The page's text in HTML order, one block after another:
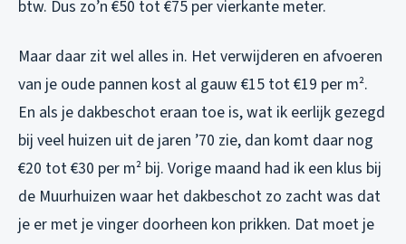
btw. Dus zo’n €50 tot €75 per vierkante meter.
Maar daar zit wel alles in. Het verwijderen en afvoeren
van je oude pannen kost al gauw €15 tot €19 per m².
En als je dakbeschot eraan toe is, wat ik eerlijk gezegd
bij veel huizen uit de jaren ’70 zie, dan komt daar nog
€20 tot €30 per m² bij. Vorige maand had ik een klus bij
de Muurhuizen waar het dakbeschot zo zacht was dat
je er met je vinger doorheen kon prikken. Dat moet je